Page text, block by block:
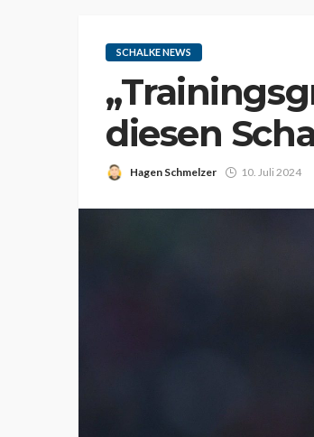
SCHALKE NEWS
diesen
Hagen Schmelzer 10. Juli 2024